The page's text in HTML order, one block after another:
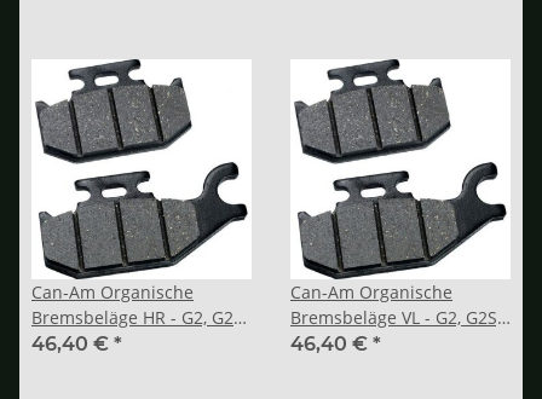
Can-Am Organische
Bremsbeläge HR - G2, G2S,
G2L
46,40 € *
Can-Am Organische
Bremsbeläge VL - G2, G2S,
G2L
46,40 € *